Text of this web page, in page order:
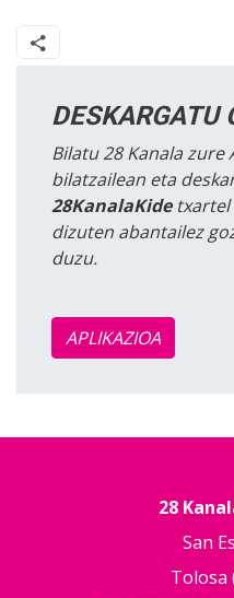
DESKARGATU
Bilatu 28 Kanala zure
bilatzailean eta
28KanalaKidetxartel
dizuten abantailez
duzu.
APLIKAZIOA
28
San
Tolosa